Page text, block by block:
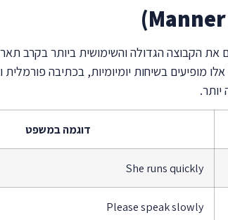
מופיעים בשיחות יומיומיות, בכתיבה
דוגמה במשפט
She runs quickly
Please speak slowly